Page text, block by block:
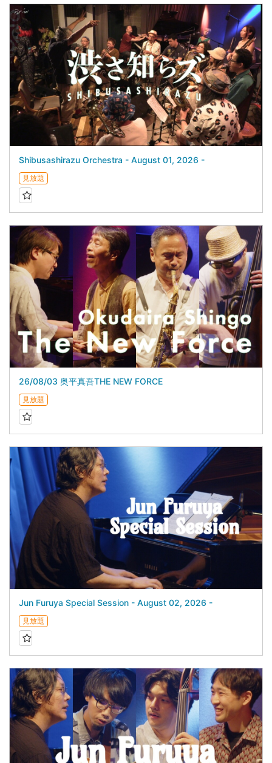
Shibusashirazu Orchestra - August 01, 2026 -
見放題
26/08/03 奥平真吾THE NEW FORCE
見放題
Jun Furuya Special Session - August 02, 2026 -
見放題